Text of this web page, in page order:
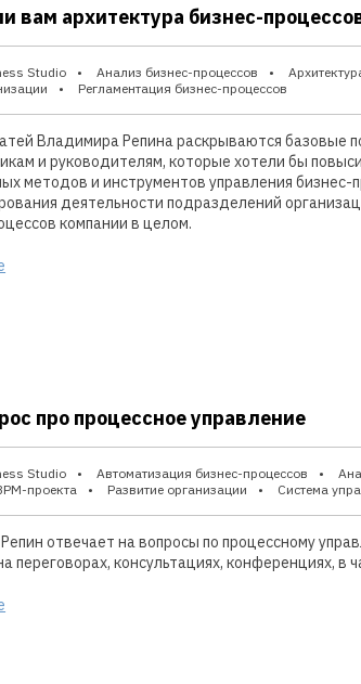
вам архитектура бизнес-
Studio Анализ бизнес-процессов
Регламентация бизнес-процессов
Владимира Репина раскрываются базовые
и руководителям, которые хотели бы
методов и инструментов управления
деятельности подразделений
компании в целом.
про процессное управление
Studio Автоматизация бизнес-процессов
проекта
Развитие организации Система
отвечает на вопросы по процессному
переговорах, консультациях, конференциях, в